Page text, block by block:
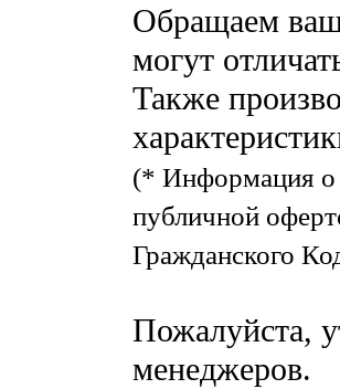
Обращаем
могут
Также
(* Информация о
публичной
Гражданского
Пожалуйста,
менеджеров.